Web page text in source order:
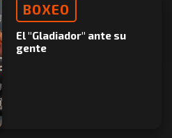
BOXEO
El "Gladiador" ante su
gente